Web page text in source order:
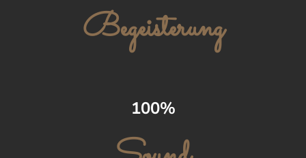
Begeisterung
100%